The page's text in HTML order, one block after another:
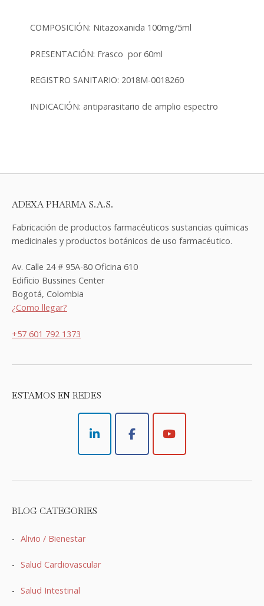
COMPOSICIÓN: Nitazoxanida 100mg/5ml
PRESENTACIÓN: Frasco por 60ml
REGISTRO SANITARIO: 2018M-0018260
INDICACIÓN: antiparasitario de amplio espectro
ADEXA PHARMA S.A.S.
Fabricación de productos farmacéuticos sustancias químicas
medicinales y productos botánicos de uso farmacéutico.
Av. Calle 24 # 95A-80 Oficina 610
Edificio Bussines Center
Bogotá, Colombia
¿Como llegar?
+57 601 792 1373
ESTAMOS EN REDES
BLOG CATEGORIES
Alivio / Bienestar
Salud Cardiovascular
Salud Intestinal